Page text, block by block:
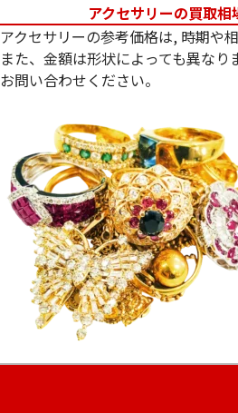
アクセサリーの買取相
アクセサリーの参考価格は, 時期や
また、金額は形状によっても異な
お問い合わせください。